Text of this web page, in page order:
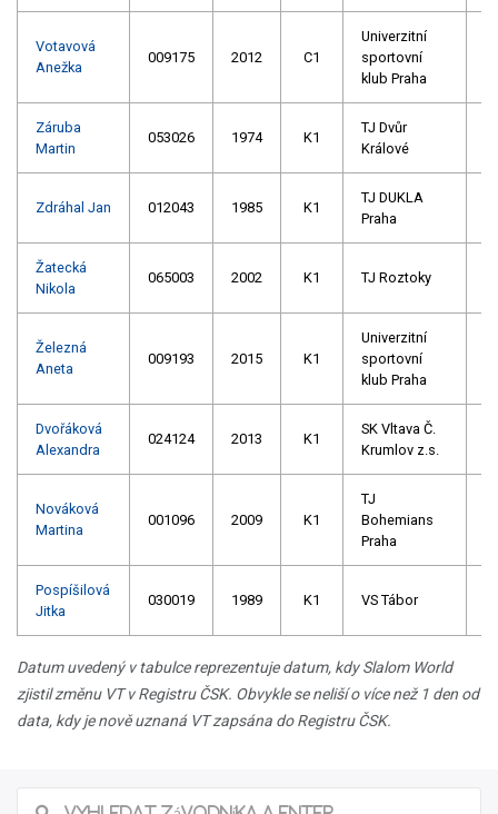
Votavová
Anežka
009175 2012 C1
Univerzitní
sportovní
klub Praha
Záruba
Martin
053026 1974 K1
TJ Dvůr
Králové
Zdráhal Jan 012043 1985 K1
TJ DUKLA
Praha
Žatecká
Nikola
065003 2002 K1 TJ Roztoky
Železná
Aneta
009193 2015 K1
Univerzitní
sportovní
klub Praha
Dvořáková
Alexandra
024124 2013 K1
SK Vltava Č.
Krumlov z.s.
Nováková
Martina
001096 2009 K1
TJ
Bohemians
Praha
Pospíšilová
Jitka
030019 1989 K1 VS Tábor
Datum uvedený v tabulce reprezentuje datum, kdy Slalom World
zjistil změnu VT v Registru ČSK. Obvykle se neliší o více než 1 den od
data, kdy je nově uznaná VT zapsána do Registru ČSK.